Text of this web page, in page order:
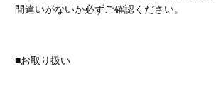
間違いがないか必ずご確認ください。
■お取り扱い